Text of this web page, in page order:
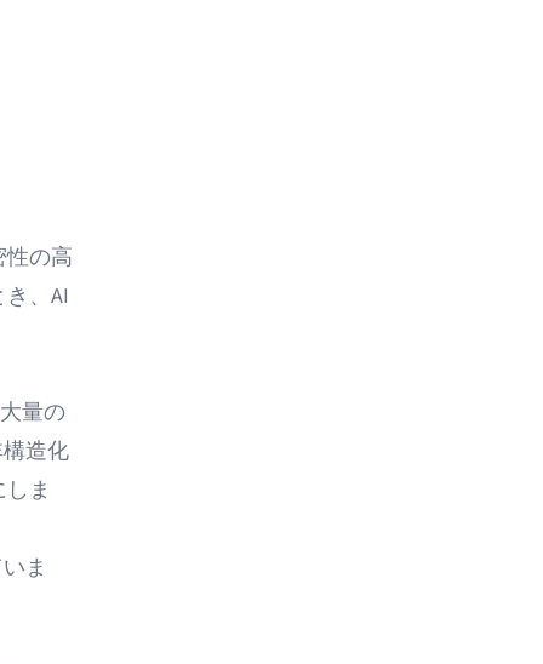
の高
、AI
量の
造化
ま
ま